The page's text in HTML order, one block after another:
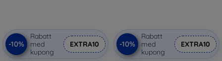
-10%
Rabatt
med
kupong
EXTRA10 -10%
Rabatt
med
kupong
EXTRA10